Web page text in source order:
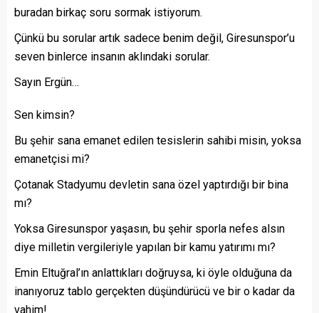
buradan birkaç soru sormak istiyorum.
Çünkü bu sorular artık sadece benim değil, Giresunspor’u
seven binlerce insanın aklındaki sorular.
Sayın Ergün…
Sen kimsin?
Bu şehir sana emanet edilen tesislerin sahibi misin, yoksa
emanetçisi mi?
Çotanak Stadyumu devletin sana özel yaptırdığı bir bina
mı?
Yoksa Giresunspor yaşasın, bu şehir sporla nefes alsın
diye milletin vergileriyle yapılan bir kamu yatırımı mı?
Emin Eltuğral’ın anlattıkları doğruysa, ki öyle olduğuna da
inanıyoruz tablo gerçekten düşündürücü ve bir o kadar da
vahim!